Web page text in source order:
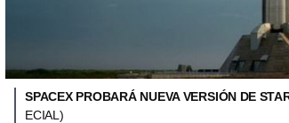
SPACEX PROBARÁ NUEVA VERSIÓN DE
ECIAL)